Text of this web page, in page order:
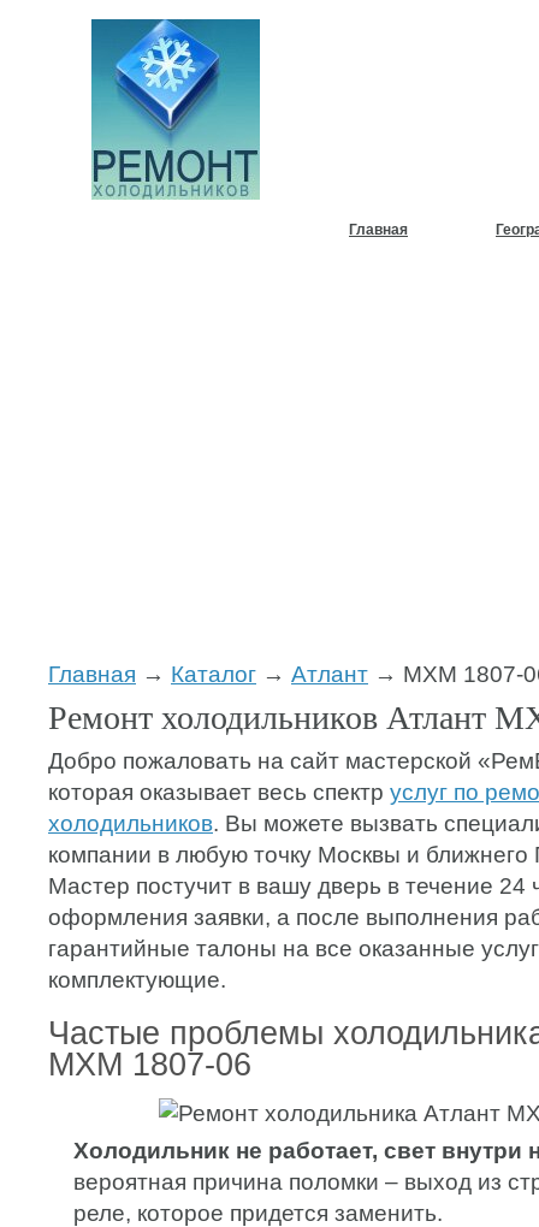
Главная
Главная → Каталог → Атлант → МХМ 1807-
Ремонт холодильников Атлант
Добро пожаловать на сайт мастерской
которая оказывает весь спектр услуг по
холодильников. Вы можете вызвать
компании в любую точку Москвы и ближнего
Мастер постучит в вашу дверь в течение 24
оформления заявки, а после выполнения
гарантийные талоны на все оказанные
комплектующие.
Частые проблемы
МХМ 1807-06
Холодильник не работает, свет внутри
вероятная причина поломки – выход из
реле, которое придется заменить.